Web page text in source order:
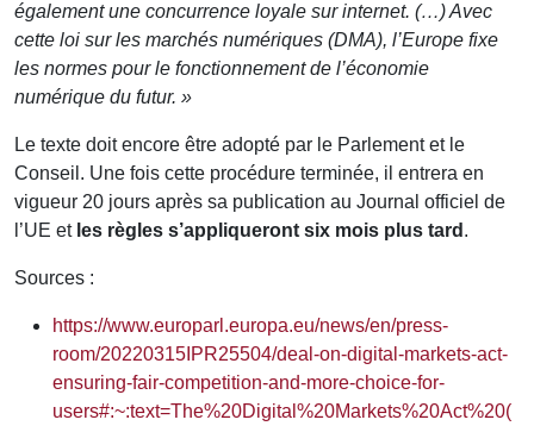
également une concurrence loyale sur internet. (…) Avec
cette loi sur les marchés numériques (DMA), l’Europe fixe
les normes pour le fonctionnement de l’économie
numérique du futur. »
Le texte doit encore être adopté par le Parlement et le
Conseil. Une fois cette procédure terminée, il entrera en
vigueur 20 jours après sa publication au Journal officiel de
l’UE et les règles s’appliqueront six mois plus tard .
Sources :
https://www.europarl.europa.eu/news/en/press-
room/20220315IPR25504/deal-on-digital-markets-act-
ensuring-fair-competition-and-more-choice-for-
users#:~:text=The%20Digital%20Markets%20Act%20(